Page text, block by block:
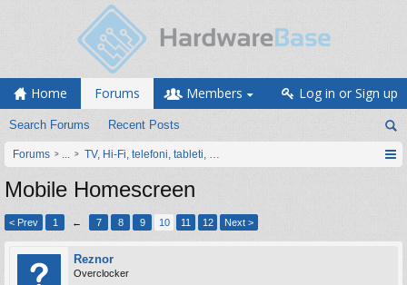
Home Forums
Search Forums Recent Posts
Members Log in or Sign up
Forums ... TV, Hi-Fi, telefoni, tableti, satovi, IoT oprema
Mobile Homescreen
< Prev 1 ← 7 8 9 10 11 12 Next >
Reznor
Overclocker